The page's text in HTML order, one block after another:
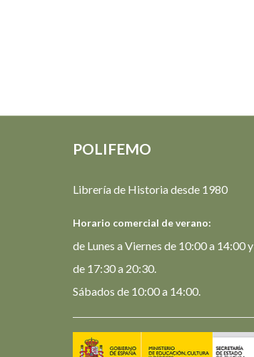
POLIFEMO
Librería de Historia desde 1980
Horario comercial de verano:
de Lunes a Viernes de 10:00 a 14:00 y
de 17:30 a 20:30.
Sábados de 10:00 a 14:00.